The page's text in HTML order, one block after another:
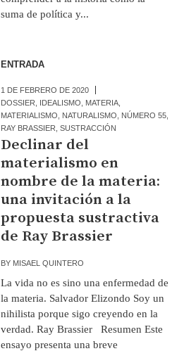
suma de política y...
ENTRADA
1 DE FEBRERO DE 2020
DOSSIER
IDEALISMO MATERIA
MATERIALISMO
NATURALISMO NÚMERO 55
RAY BRASSIER ,SUSTRACCIÓN
Declinar del
materialismo en
nombre de la materia:
una invitación a la
propuesta sustractiva
de Ray Brassier
BY MISAEL QUINTERO
La vida no es sino una enfermedad de
la materia. Salvador Elizondo Soy un
nihilista porque sigo creyendo en la
verdad. Ray Brassier Resumen Este
ensayo presenta una breve